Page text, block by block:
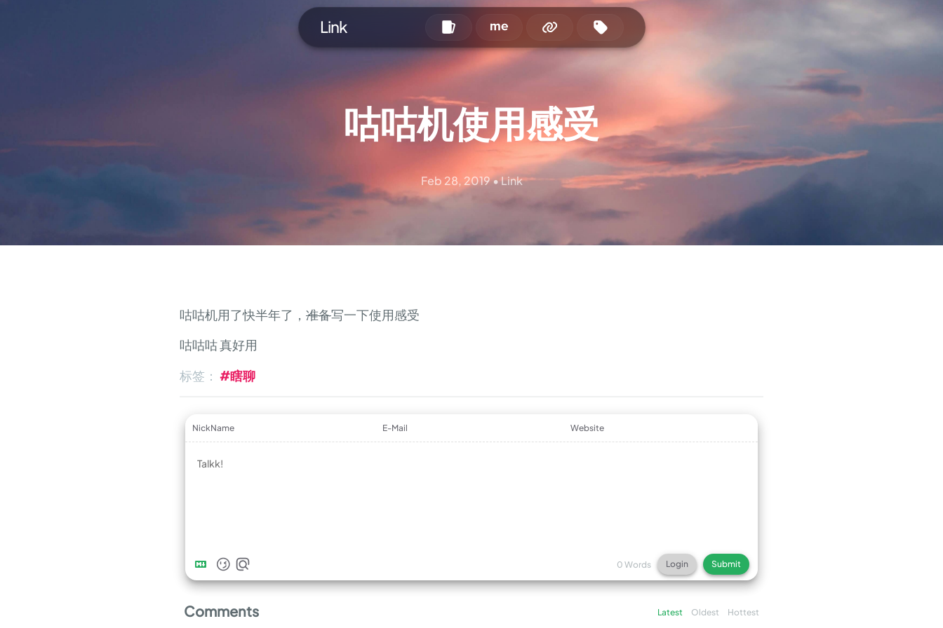
Link
咕咕机使用感受
Feb 28, 2019•Link
咕咕机用了快半年了， 准备写一下使用感受
咕咕咕 真好用
标签： #瞎聊
NickName E-Mail Website
0 Words Login Submit
Comments Latest Oldest Hottest